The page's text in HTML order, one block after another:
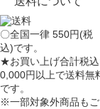
〇全国一律 550円(税
込)です。
★お買い上げ合計税
0,000円以上で送料無
です。
※一部対象外商品もご